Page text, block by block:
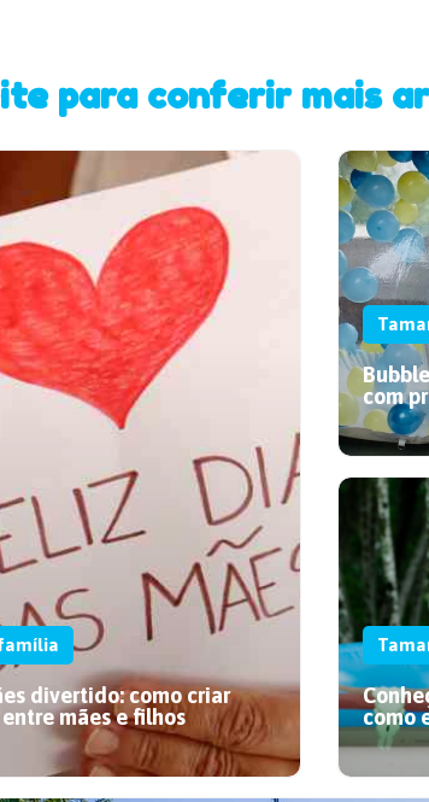
para conferir mais
divertido: como criar
mães e filhos
com
como